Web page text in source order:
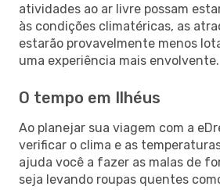
atividades ao ar livre possam
às condições climatéricas, as
estarão provavelmente menos
uma experiência mais envolvente.
O tempo em Ilhéus
Ao planejar sua viagem com a
verificar o clima e as
ajuda você a fazer as malas de
seja levando roupas quentes